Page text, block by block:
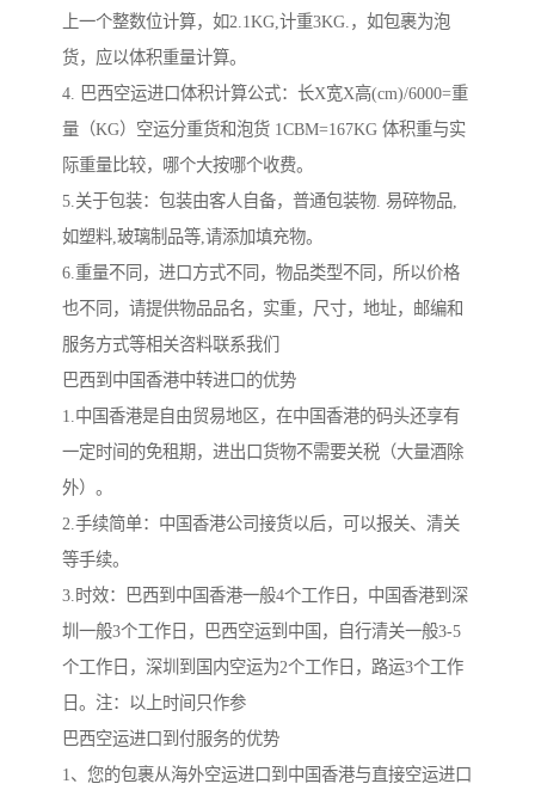
上一个整数位计算，如2.1KG,计重3KG.，如包裹为泡
货，应以体积重量计算。
4. 巴西空运进口体积计算公式：长X宽X高(cm)/6000=重
量（KG）空运分重货和泡货 1CBM=167KG 体积重与实
际重量比较，哪个大按哪个收费。
5.关于包装：包装由客人自备，普通包装物. 易碎物品,
如塑料,玻璃制品等,请添加填充物。
6.重量不同，进口方式不同，物品类型不同，所以价格
也不同，请提供物品品名，实重，尺寸，地址，邮编和
服务方式等相关咨料联系我们
巴西到中国香港中转进口的优势
1.中国香港是自由贸易地区，在中国香港的码头还享有
一定时间的免租期，进出口货物不需要关税（大量酒除
外）。
2.手续简单：中国香港公司接货以后，可以报关、清关
等手续。
3.时效：巴西到中国香港一般4个工作日，中国香港到深
圳一般3个工作日，巴西空运到中国，自行清关一般3-5
个工作日，深圳到国内空运为2个工作日，路运3个工作
日。注：以上时间只作参
巴西空运进口到付服务的优势
1、您的包裹从海外空运进口到中国香港与直接空运进口